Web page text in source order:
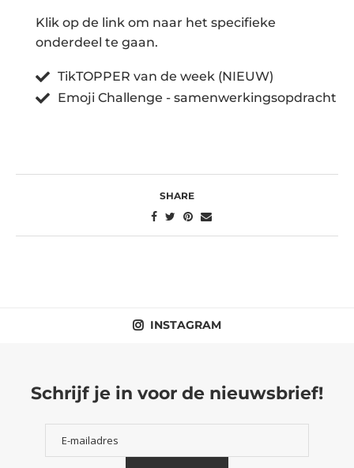
Klik op de link om naar het specifieke
onderdeel te gaan.
TikTOPPER van de week (NIEUW)
Emoji Challenge - samenwerkingsopdracht
SHARE
INSTAGRAM
Schrijf je in voor de nieuwsbrief!